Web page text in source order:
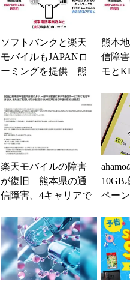
ソフトバンクと楽天
モバイルもJAPANロ
ーミングを提供 熊
が続く
熊本
信障
モと
無料
楽天モバイルの障害
が復旧 熊本県の通
信障害、4キャリアで
10GB
ペー
ら